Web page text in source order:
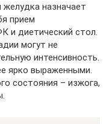
назначает
прием
и диетический стол.
могут не
интенсивность.
ярко выраженными.
состояния – изжога,